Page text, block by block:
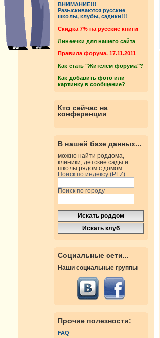
ВНИМАНИЕ!!!
Разыскиваются русские
школы, клубы, садики!!!
Cкидка 7% на русские книги
Линеечки для нашего сайта
Правила форума. 17.11.2011
Как стать "Жителем форума"?
Как добавить фото или
картинку в сообщение?
Кто сейчас на
конференции
В нашей базе данных...
можно найти роддома,
клиники, детские сады и
школы рядом с домом
Поиск по индексу (PLZ):
Поиск по городу
Социальные сети...
Наши социальные группы
Прочие полезности:
FAQ